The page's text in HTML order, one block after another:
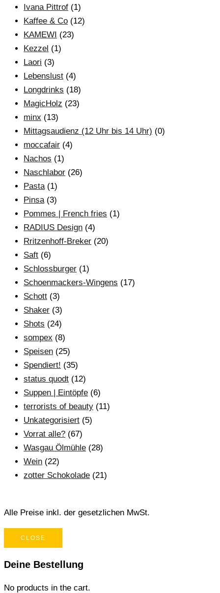
Ivana Pittrof (1)
Kaffee & Co (12)
KAMEWI (23)
Kezzel (1)
Laori (3)
Lebenslust (4)
Longdrinks (18)
MagicHolz (23)
minx (13)
Mittagsaudienz (12 Uhr bis 14 Uhr) (0)
moccafair (4)
Nachos (1)
Naschlabor (26)
Pasta (1)
Pinsa (3)
Pommes | French fries (1)
RADIUS Design (4)
Rritzenhoff-Breker (20)
Saft (6)
Schlossburger (1)
Schoenmackers-Wingens (17)
Schott (3)
Shaker (3)
Shots (24)
sompex (8)
Speisen (25)
Spendiert! (35)
status quodt (12)
Suppen | Eintöpfe (6)
terrorists of beauty (11)
Unkategorisiert (5)
Vorrat alle? (67)
Wasgau Ölmühle (28)
Wein (22)
zotter Schokolade (21)
Alle Preise inkl. der gesetzlichen MwSt.
CLOSE
Deine Bestellung
No products in the cart.